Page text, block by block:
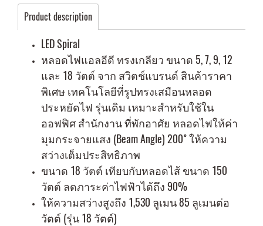
Product description
LED Spiral
หลอดไฟแอลอีดี ทรงเกลียว ขนาด 5, 7, 9, 12
และ 18 วัตต์ จาก สวิตช์แบรนด์ สินค้าราคา
พิเศษ เทคโนโลยีที่รูปทรงเสมือนหลอด
ประหยัดไฟ รุ่นเดิม เหมาะสำหรับใช้ใน
ออฟฟิศ สำนักงาน ที่พักอาศัย หลอดไฟให้ค่า
มุมกระจายแสง (Beam Angle) 200 ํ ให้ความ
สว่างเต็มประสิทธิภาพ
ขนาด 18 วัตต์ เทียบกับหลอดไส้ ขนาด 150
วัตต์ ลดภาระค่าไฟฟ้าได้ถึง 90%
ให้ความสว่างสูงถึง 1,530 ลูเมน 85 ลูเมนต่อ
วัตต์ (รุ่น 18 วัตต์)